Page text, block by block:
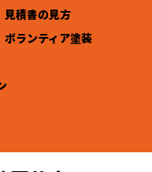
見積書の見方
ボランティア塗装